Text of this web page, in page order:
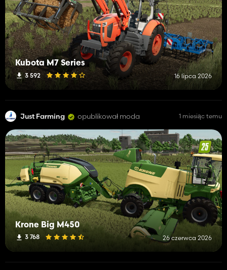
Kubota M7 Series
3 592 16 lipca 2026
Just Farming opublikował moda 1 miesiąc temu
Krone Big M450
3 768 26 czerwca 2026